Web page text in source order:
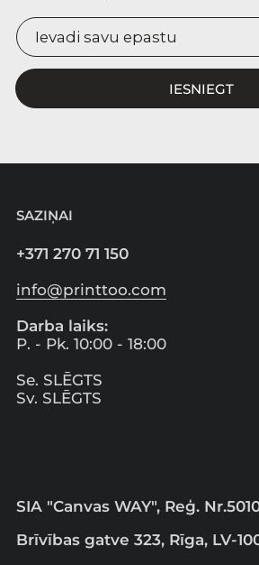
IESNIEGT
SAZIŅAI
+371 270 71 150
info@printtoo.com
Darba laiks:
P. - Pk. 10:00 - 18:00
Se. SLĒGTS
Sv. SLĒGTS
SIA "Canvas WAY", Reģ.
Brīvības gatve 323, Rīga, LV-